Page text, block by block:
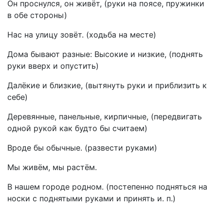
Он проснулся, он живёт, (руки на поясе, пружинки
в обе стороны)
Нас на улицу зовёт. (ходьба на месте)
Дома бывают разные: Высокие и низкие, (поднять
руки вверх и опустить)
Далёкие и близкие, (вытянуть руки и приблизить к
себе)
Деревянные, панельные, кирпичные, (передвигать
одной рукой как будто бы считаем)
Вроде бы обычные. (развести руками)
Мы живём, мы растём.
В нашем городе родном. (постепенно подняться на
носки с поднятыми руками и принять и. п.)